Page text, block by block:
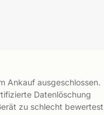
Ankauf ausgeschlossen.
Datenlöschung
zu schlecht bewertest